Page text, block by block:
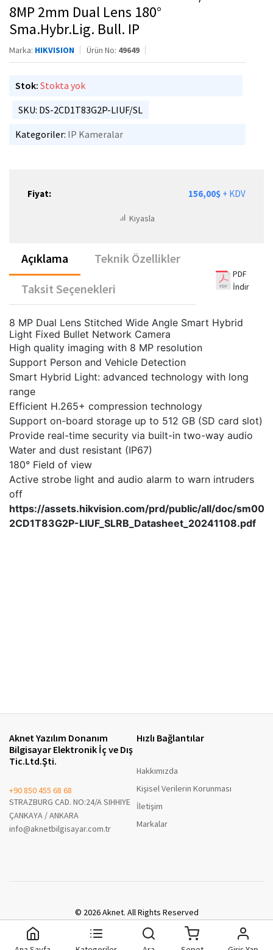
8MP 2mm Dual Lens 180°
Sma.Hybr.Lig. Bull. IP
Marka: HIKVISION Ürün No: 49649
Stok: Stokta yok
SKU: DS-2CD1T83G2P-LIUF/SL
Kategoriler: IP Kameralar
Fiyat: 156,00$ + KDV
Kıyasla
Açıklama
Teknik Özellikler
Taksit Seçenekleri
PDF
İndir
Aknet Yazılım Donanım
Bilgisayar Elektronik İç ve Dış
Tic.Ltd.Şti.
+90 850 455 68 68
STRAZBURG CAD. NO:24/A SIHHIYE
ÇANKAYA / ANKARA
info@aknetbilgisayar.com.tr
Hızlı Bağlantılar
Hakkımızda
Kişisel Verilerin Korunması
İletişim
Markalar
© 2026 Aknet. All Rights Reserved
A8 Enterprise B2B